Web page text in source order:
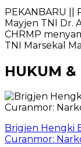
PEKANBARU ||
Mayjen TNI Dr.
CHRMP
TNI Marsekal
HUKUM
Brigjen Hengki
Curanmor: